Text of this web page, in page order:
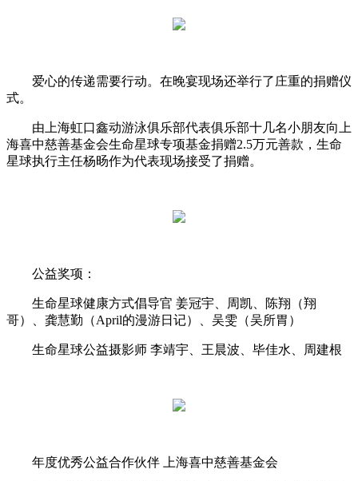
爱心的传递需要行动。在晚宴现场还举行了庄重的捐赠仪
式。
由上海虹口鑫动游泳俱乐部代表俱乐部十几名小朋友向上
海喜中慈善基金会生命星球专项基金捐赠2.5万元善款，生命
星球执行主任杨旸作为代表现场接受了捐赠。
公益奖项：
生命星球健康方式倡导官 姜冠宇、周凯、陈翔（翔
哥）、龚慧勤（April的漫游日记）、吴雯（吴所胃）
生命星球公益摄影师 李靖宇、王晨波、毕佳水、周建根
年度优秀公益合作伙伴 上海喜中慈善基金会